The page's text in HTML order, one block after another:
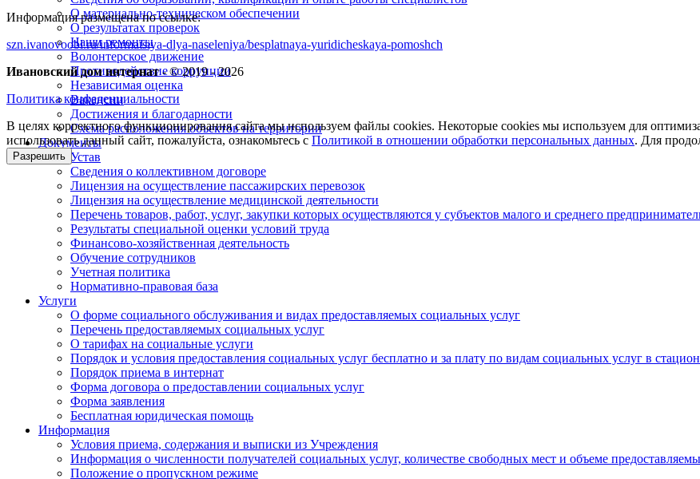
О материально-техническом обеспечении
О результатах проверок
Наши ремонты
Волонтерское движение
Противодействие коррупции
Независимая оценка
Вакансии
Достижения и благодарности
Схема расположения объектов на территории
Документы
Устав
Сведения о коллективном договоре
Лицензия на осуществление пассажирских перевозок
Лицензия на осуществление медицинской деятельности
Перечень товаров, работ, услуг, закупки которых осуществляются у субъектов малого и среднего
Результаты специальной оценки условий труда
Финансово-хозяйственная деятельность
Обучение сотрудников
Учетная политика
Нормативно-правовая база
Услуги
О форме социального обслуживания и видах предоставляемых социальных услуг
Перечень предоставляемых социальных услуг
О тарифах на социальные услуги
Порядок и условия предоставления социальных услуг бесплатно и за плату по видам социальных услуг в
Порядок приема в интернат
Форма договора о предоставлении социальных услуг
Форма заявления
Бесплатная юридическая помощь
Информация
Условия приема, содержания и выписки из Учреждения
Информация о численности получателей социальных услуг, количестве свободных мест и объеме
Положение о пропускном режиме
Информация размещена по ссылке:
szn.ivanovoobl.ru/informatsiya-dlya-naseleniya/besplatnaya-yuridicheskaya-pomoshch
Ивановский дом интернат- © 2019 - 2026
Политика конфеденциальности
В целях корректного функционирования сайта мы используем файлы cookies. Некоторые cookies мы используем для
использовать данный сайт, пожалуйста, ознакомьтесь с Политикой в отношении обработки персональных данных. Для
Разрешить